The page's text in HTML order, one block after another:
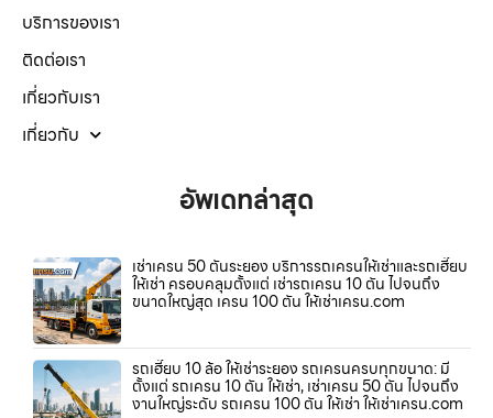
บริการของเรา
ติดต่อเรา
เกี่ยวกับเรา
เกี่ยวกับ
อัพเดทล่าสุด
เช่าเครน 50 ตันระยอง บริการรถเครนให้เช่าและรถเฮี๊ยบ
ให้เช่า ครอบคลุมตั้งแต่ เช่ารถเครน 10 ตัน ไปจนถึง
ขนาดใหญ่สุด เครน 100 ตัน ให้เช่าเครน.com
รถเฮี๊ยบ 10 ล้อ ให้เช่าระยอง รถเครนครบทุกขนาด: มี
ตั้งแต่ รถเครน 10 ตัน ให้เช่า, เช่าเครน 50 ตัน ไปจนถึง
งานใหญ่ระดับ รถเครน 100 ตัน ให้เช่า ให้เช่าเครน.com